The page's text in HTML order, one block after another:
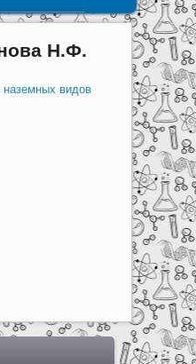
Н.Ф.
наземных видов